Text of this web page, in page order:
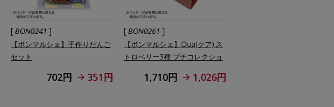
[BON0241 ]
【ボンマルシェ】手作りだんご
セット
702円 351円
[BON0261 ]
【ボンマルシェ】Qua(クア) ス
トロベリー3種 プチコレクショ
1,710円 1,026円